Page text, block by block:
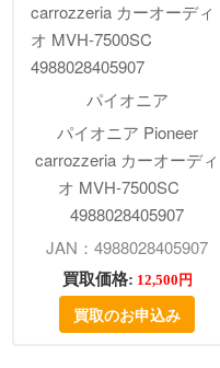
パイオニア
パイオニア Pioneer
carrozzeria カーオーディ
オ MVH-7500SC
4988028405907
JAN：4988028405907
買取価格: 12,500円
買取のお申込み